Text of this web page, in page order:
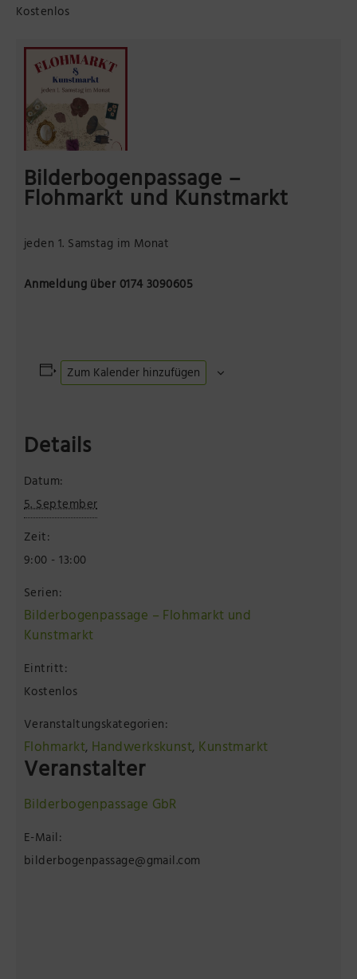
Präsenzstelle Prignitz Standort Neuruppin
Museum Neuruppin
Brandenburg-Preußen Museum Wustrau
Wegemuseum Wusterhausen/Dosse
Kostenlos
Bilderbogenpassage –
Flohmarkt und Kunstmarkt
jeden 1. Samstag im Monat
Anmeldung über 0174 3090605
Zum Kalender hinzufügen
Details
Datum:
5. September
Zeit:
9:00 - 13:00
Serien:
Bilderbogenpassage – Flohmarkt und
Kunstmarkt
Eintritt:
Kostenlos
Veranstaltungskategorien:
Flohmarkt, Handwerkskunst, Kunstmarkt
Veranstalter
Bilderbogenpassage GbR
E-Mail:
bilderbogenpassage@gmail.com